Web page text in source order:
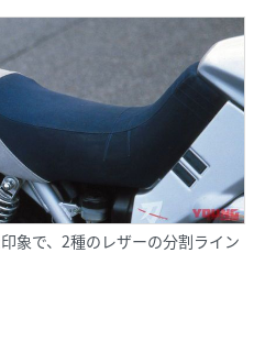
象で、2種のレザーの分割ライン